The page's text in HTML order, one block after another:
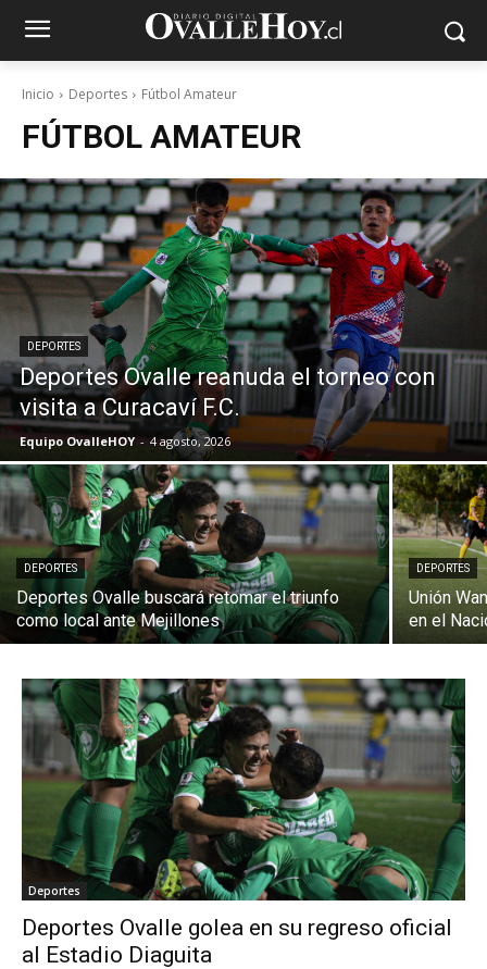
Inicio Deportes Fútbol Amateur
FÚTBOL AMATEUR
DEPORTES
Deportes Ovalle reanuda el torneo con
visita a Curacaví F.C.
Equipo OvalleHOY - 4 agosto, 2026
DEPORTES
Deportes Ovalle buscará retomar el triunfo
como local ante Mejillones
DEPORTES
Unión
en el
Deportes
Deportes Ovalle golea en su regreso oficial
al Estadio Diaguita